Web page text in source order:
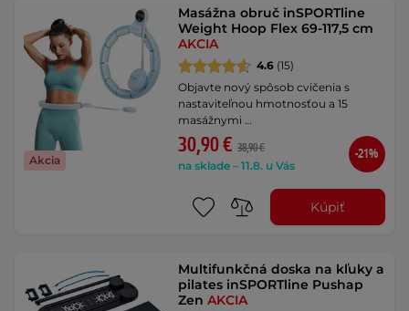
Akcia
Masážna obruč inSPORTline
Weight Hoop Flex 69-117,5 cm
AKCIA
4.6 (15)
Objavte nový spôsob cvičenia s
nastaviteľnou hmotnosťou a 15
masážnymi …
30,90 € 38,90 €
na sklade – 11.8. u Vás
-21%
Kúpiť
Multifunkčná doska na kľuky a
pilates inSPORTline Pushap
ZenAKCIA